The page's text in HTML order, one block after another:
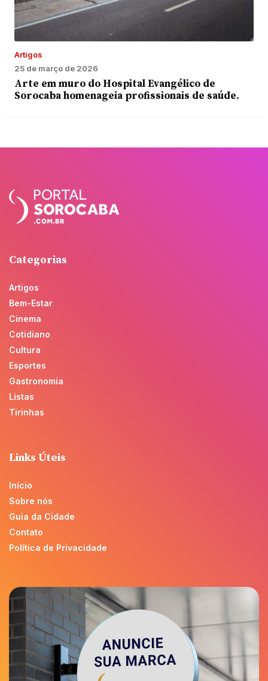
Artigos
25 de março de 2026
Arte em muro do Hospital Evangélico de
Sorocaba homenageia profissionais de saúde.
Categorias
Artigos
Bem-Estar
Cinema
Cotidiano
Cultura
Esportes
Gastronomia
Listas
Tirinhas
Links Úteis
Início
Sobre nós
Guia da Cidade
Contato
Política de Privacidade